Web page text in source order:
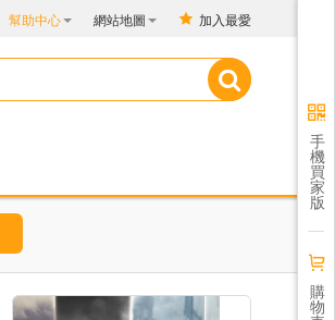
幫助中心 網站地圖 加入最愛
手
機
買
家
版
購
物